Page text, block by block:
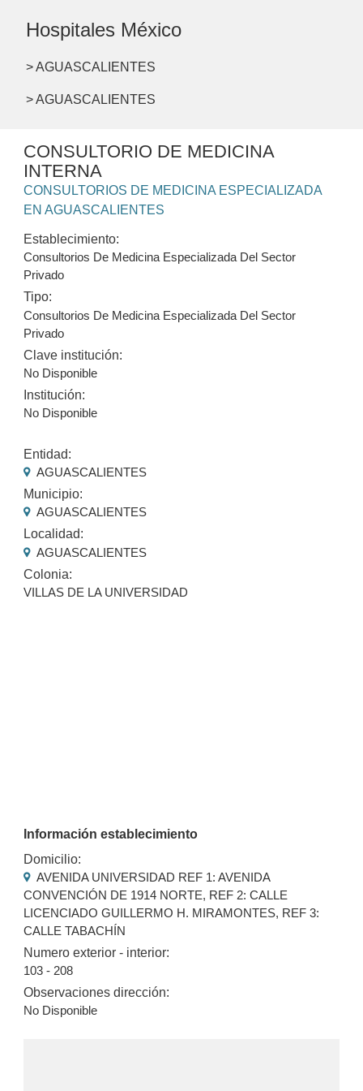
Hospitales México
> AGUASCALIENTES
> AGUASCALIENTES
CONSULTORIO DE MEDICINA
INTERNA
CONSULTORIOS DE MEDICINA ESPECIALIZADA
EN AGUASCALIENTES
Establecimiento:
Consultorios De Medicina Especializada Del Sector
Privado
Tipo:
Consultorios De Medicina Especializada Del Sector
Privado
Clave institución:
No Disponible
Institución:
No Disponible
Entidad:
AGUASCALIENTES
Municipio:
AGUASCALIENTES
Localidad:
AGUASCALIENTES
Colonia:
VILLAS DE LA UNIVERSIDAD
Información establecimiento
Domicilio:
AVENIDA UNIVERSIDAD REF 1: AVENIDA
CONVENCIÓN DE 1914 NORTE, REF 2: CALLE
LICENCIADO GUILLERMO H. MIRAMONTES, REF 3:
CALLE TABACHÍN
Numero exterior - interior:
103 - 208
Observaciones dirección:
No Disponible